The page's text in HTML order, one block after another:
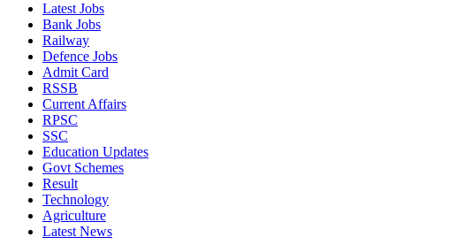
Latest Jobs
Bank Jobs
Railway
Defence Jobs
Admit Card
RSSB
Current Affairs
RPSC
SSC
Education Updates
Govt Schemes
Result
Technology
Agriculture
Latest News